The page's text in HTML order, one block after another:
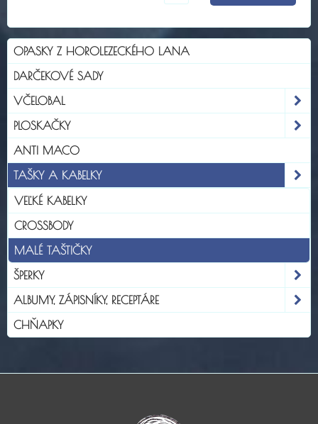
OPASKY Z HOROLEZECKÉHO LANA
DARČEKOVÉ SADY
VČELOBAL
PLOSKAČKY
ANTI MACO
TAŠKY A KABELKY
VEĽKÉ KABELKY
CROSSBODY
MALÉ TAŠTIČKY
ŠPERKY
ALBUMY, ZÁPISNÍKY, RECEPTÁRE
CHŇAPKY